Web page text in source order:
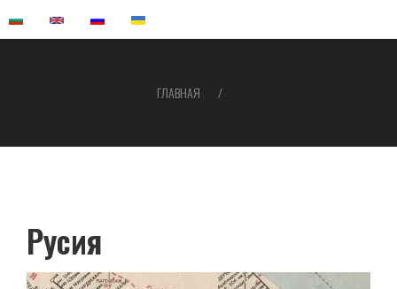
навигации
ГЛАВНАЯ
Русия